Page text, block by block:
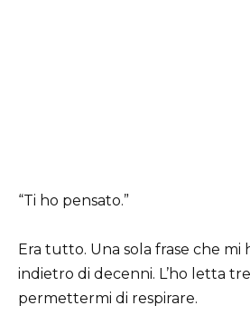
“Ti ho pensato.”
Era tutto. Una sola frase che mi
indietro di decenni. L’ho letta
permettermi di respirare.